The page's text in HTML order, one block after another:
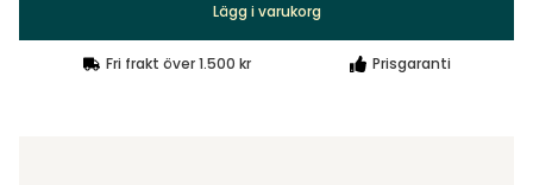
Lägg i varukorg
Fri frakt över 1.500 kr Prisgaranti